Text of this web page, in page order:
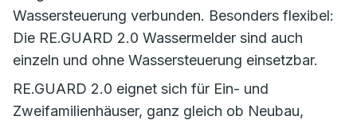
Wassersteuerung verbunden. Besonders flexibel:
Die RE.GUARD 2.0 Wassermelder sind auch
einzeln und ohne Wassersteuerung einsetzbar.
RE.GUARD 2.0 eignet sich für Ein- und
Zweifamilienhäuser, ganz gleich ob Neubau,